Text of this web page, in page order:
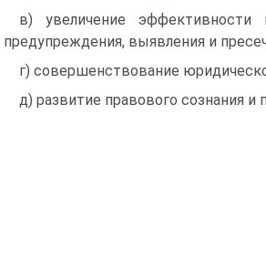
в) увеличение эффективности
предупреждения, выявления и
г) совершенствование
д) развитие правового сознания